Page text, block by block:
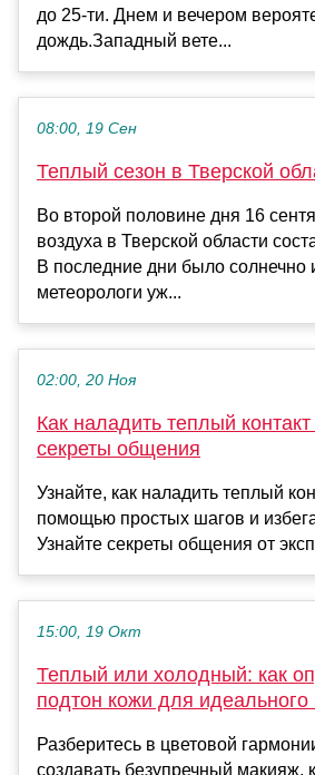
до 25-ти. Днем и вечером
дождь.Западный вете...
08:00, 19 Сен
Теплый сезон в Тверской
Во второй половине дня 16
воздуха в Тверской области
В последние дни было солнечно
метеорологи уж...
02:00, 20 Ноя
Как наладить теплый
секреты общения
Узнайте, как наладить теплый
помощью простых шагов и
Узнайте секреты общения от
15:00, 19 Окт
Теплый или холодный: как
подтон кожи для
Разберитесь в цветовой
создавать безупречный макияж,